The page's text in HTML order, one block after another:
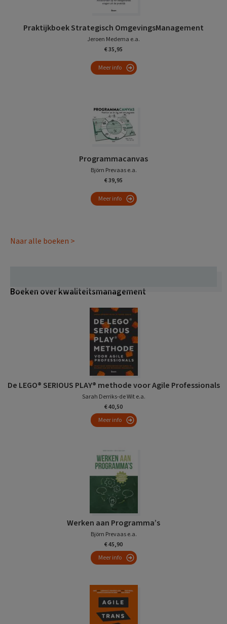
Praktijkboek Strategisch OmgevingsManagement
Jeroen Medema e.a.
€ 35,95
Meer info
Programmacanvas
Björn Prevaas e.a.
€ 39,95
Meer info
Naar alle boeken >
Boeken over kwaliteitsmanagement
De LEGO® SERIOUS PLAY® methode voor Agile Professionals
Sarah Derriks-de Wit e.a.
€ 40,50
Meer info
Werken aan Programma’s
Björn Prevaas e.a.
€ 45,90
Meer info